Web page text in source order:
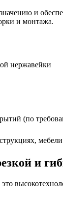
и
и монтажа.
нержавейки
(по
мебели
и